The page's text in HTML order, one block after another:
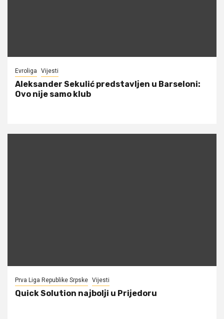
Evroliga Vijesti
Aleksander Sekulić predstavljen u Barseloni:
Ovo nije samo klub
Prva Liga Republike Srpske Vijesti
Quick Solution najbolji u Prijedoru